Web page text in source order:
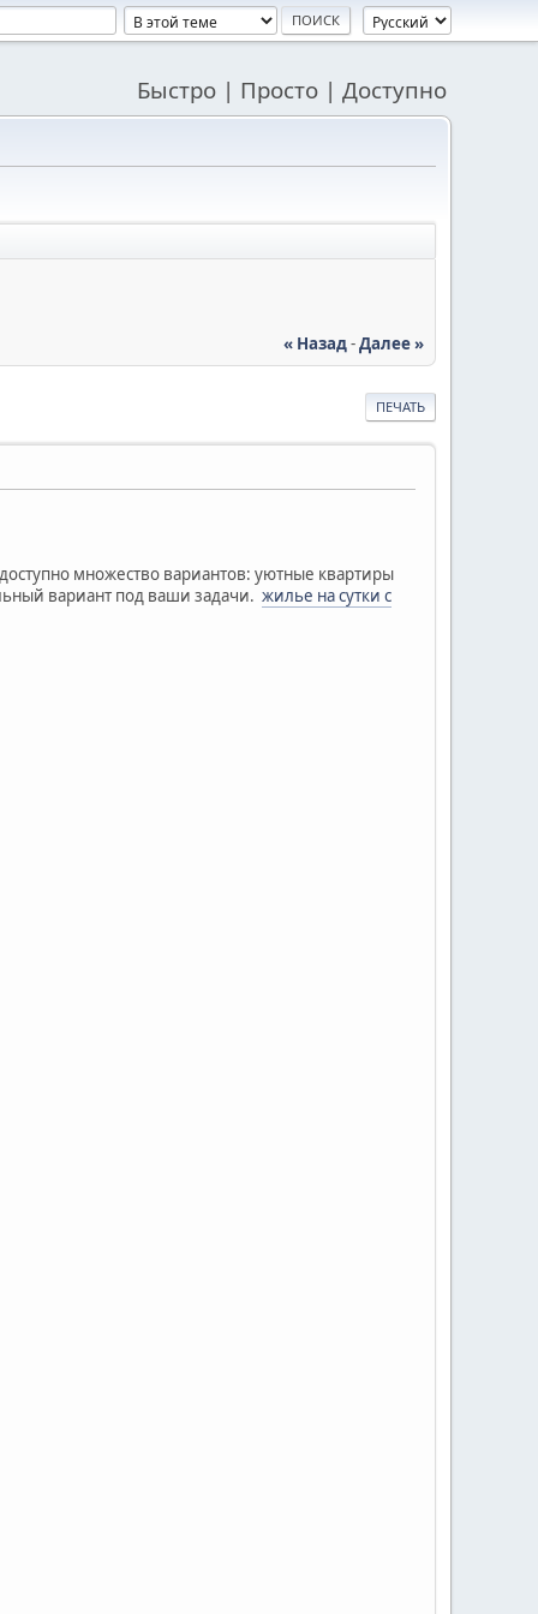
Быстро | Просто | Доступно
« Назад-Далее »
ПЕЧАТЬ
множество вариантов: уютные квартиры
вариант под ваши задачи. жилье на сутки с